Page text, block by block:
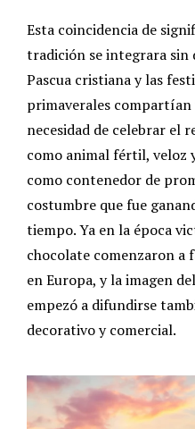
Esta coincidencia de
tradición se integrara sin
Pascua cristiana y las
primaverales
necesidad de celebrar el
como animal fértil, veloz
como contenedor de
costumbre que fue
tiempo. Ya en la época
chocolate comenzaron
en Europa, y la imagen
empezó a difundirse
decorativo y comercial.